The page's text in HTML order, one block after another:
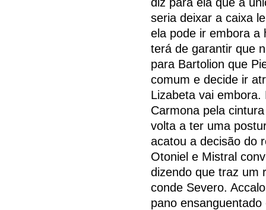
seria deixar a caixa
ela pode ir embora a
terá de garantir que
para Bartolion que
comum e decide ir
Lizabeta vai
Carmona pela
volta a ter uma
acatou a decisão do
Otoniel e Mistral
dizendo que traz um
conde Severo.
pano